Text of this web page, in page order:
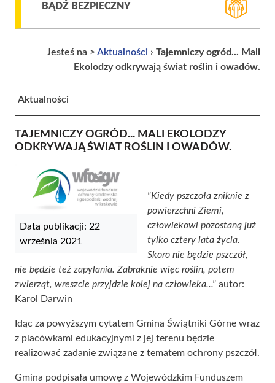
BĄDŹ BEZPIECZNY
Jesteś na > Aktualności › Tajemniczy ogród... Mali
Ekolodzy odkrywają świat roślin i owadów.
Aktualności
TAJEMNICZY OGRÓD... MALI EKOLODZY
ODKRYWAJĄ ŚWIAT ROŚLIN I OWADÓW.
Data publikacji: 22
września 2021
"Kiedy pszczoła zniknie z
powierzchni Ziemi,
człowiekowi pozostaną już
tylko cztery lata życia.
Skoro nie będzie pszczół,
nie będzie też zapylania. Zabraknie więc roślin, potem
zwierząt, wreszcie przyjdzie kolej na człowieka..." autor:
Karol Darwin
Idąc za powyższym cytatem Gmina Świątniki Górne wraz
z placówkami edukacyjnymi z jej terenu będzie
realizować zadanie związane z tematem ochrony pszczół.
Gmina podpisała umowę z Wojewódzkim Funduszem